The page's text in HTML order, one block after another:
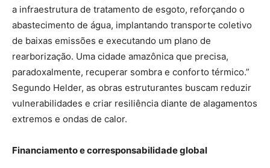
a infraestrutura de tratamento de esgoto, reforçando o
abastecimento de água, implantando transporte coletivo
de baixas emissões e executando um plano de
rearborização. Uma cidade amazônica que precisa,
paradoxalmente, recuperar sombra e conforto térmico.”
Segundo Helder, as obras estruturantes buscam reduzir
vulnerabilidades e criar resiliência diante de alagamentos
extremos e ondas de calor.
Financiamento e corresponsabilidade global